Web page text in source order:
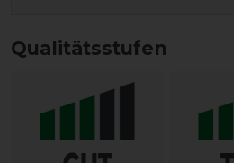
Qualitätsstufen